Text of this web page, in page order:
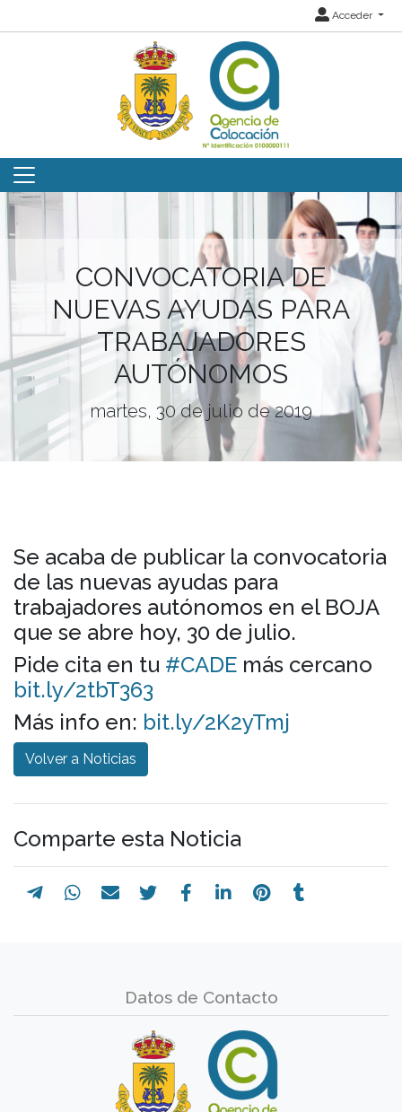
Acceder
CONVOCATORIA DE
NUEVAS AYUDAS PARA
TRABAJADORES
AUTÓNOMOS
martes, 30 de julio de 2019
Se acaba de publicar la convocatoria
de las nuevas ayudas para
trabajadores autónomos en el BOJA
que se abre hoy, 30 de julio.
Pide cita en tu #CADE más cercano
bit.ly/2tbT363
Más info en: bit.ly/2K2yTmj
Volver a Noticias
Comparte esta Noticia
Datos de Contacto